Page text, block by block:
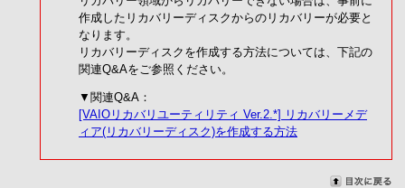
作成したリカバリーディスクからのリカバリーが必要と
なります。
リカバリーディスクを作成する方法については、下記の
関連Q&Aをご参照ください。
▼関連Q&A：
[VAIOリカバリユーティリティ Ver.2.*] リカバリーメデ
ィア(リカバリーディスク)を作成する方法